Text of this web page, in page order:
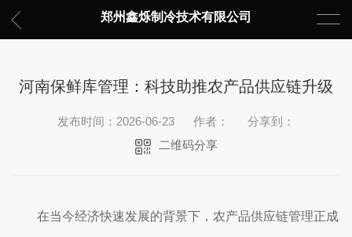
郑州鑫烁制冷技术有限公司
河南保鲜库管理：科技助推农产品供应链升级
发布时间：2026-06-23 作者：
分享到：
二维码分享
在当今经济快速发展的背景下，农产品供应链管理正成